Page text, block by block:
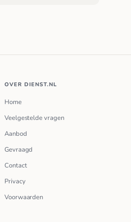
OVER DIENST.NL
Home
Veelgestelde vragen
Aanbod
Gevraagd
Contact
Privacy
Voorwaarden